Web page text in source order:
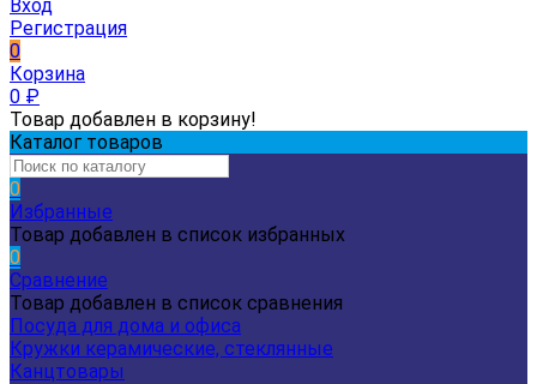
Вход
Регистрация
0
Корзина
0 ₽
Товар добавлен в корзину!
Каталог товаров
0
Избранные
Товар добавлен в список избранных
0
Сравнение
Товар добавлен в список сравнения
Посуда для дома и офиса
Кружки керамические, стеклянные
Канцтовары